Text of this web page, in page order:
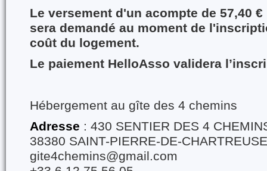
Le versement d'un acompte de 57,40
sera demandé au moment de
coût du logement.
Le paiement HelloAsso validera
Hébergement au gîte des 4 chemins
Adresse : 430 SENTIER DES 4
38380 SAINT-PIERRE-DE-CHARTREUSE
gite4chemins@gmail.com